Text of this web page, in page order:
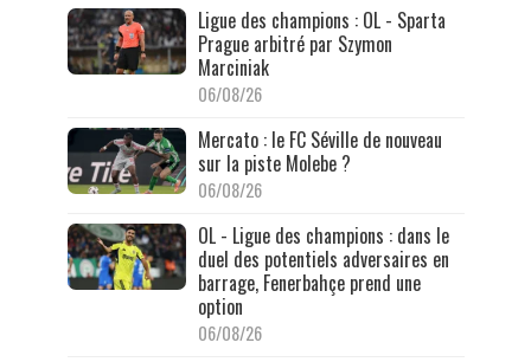
Ligue des champions : OL - Sparta
Prague arbitré par Szymon
Marciniak
06/08/26
Mercato : le FC Séville de nouveau
sur la piste Molebe ?
06/08/26
OL - Ligue des champions : dans le
duel des potentiels adversaires en
barrage, Fenerbahçe prend une
option
06/08/26